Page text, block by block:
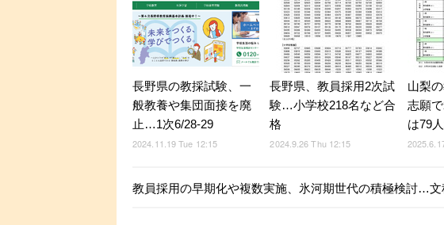
長野県の教採試験、一
般教養や集団面接を廃
止…1次6/28-29
2024.11.19 Tue 12:15
長野県、教員採用2次試
験…小学校218名など合
格
2024.9.26 Thu 12:15
山梨
志願
は79
教員採用の早期化や複数実施、氷河期世代の積極検討…文